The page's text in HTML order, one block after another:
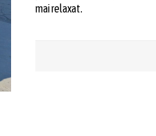
mai relaxat.